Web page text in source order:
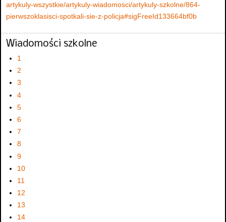
artykuly-wszystkie/artykuly-wiadomosci/artykuly-szkolne/864-
pierwszoklasisci-spotkali-sie-z-policja#sigFreeId133664bf0b
Wiadomości szkolne
1
2
3
4
5
6
7
8
9
10
11
12
13
14